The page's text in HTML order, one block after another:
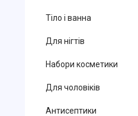
Тіло і ванна
Для нігтів
Набори косметики
Для чоловіків
Антисептики